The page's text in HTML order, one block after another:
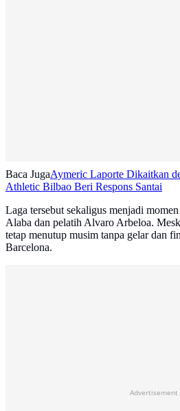
Baca JugaAymeric Laporte Dikaitkan
Athletic Bilbao Beri Respons Santai
Laga tersebut sekaligus menjadi
Alaba dan pelatih Alvaro Arbeloa.
tetap menutup musim tanpa gelar dan
Barcelona.
Advertisement